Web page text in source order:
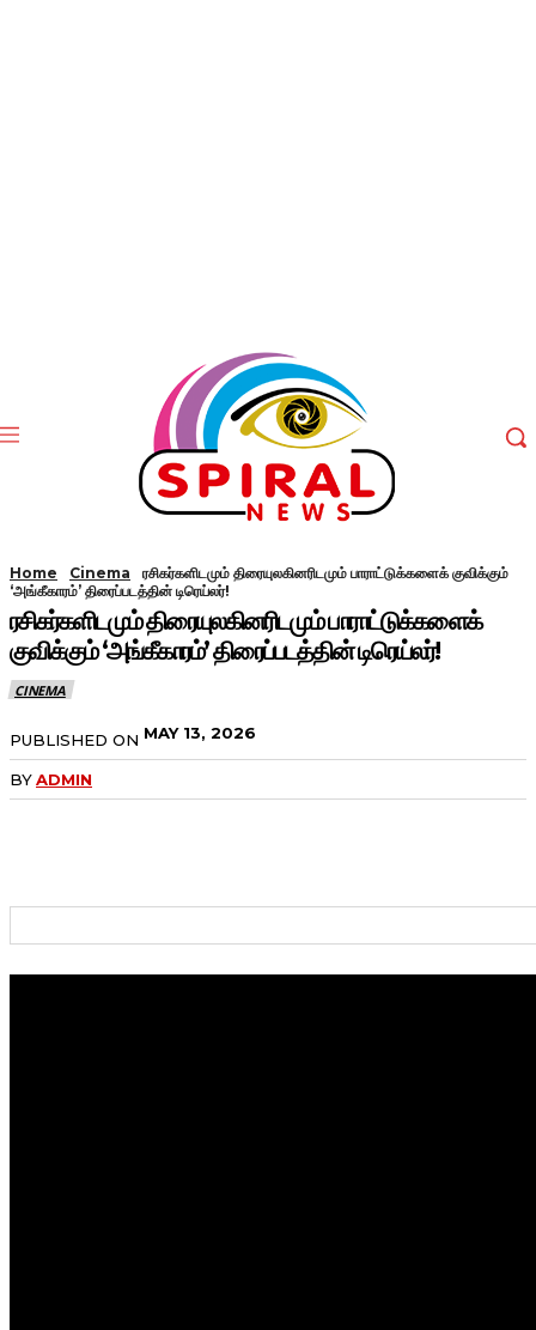
Home Cinema
ரசிகர்களிடமும் திரையுலகினரிடமும் பாராட்டுக்களைக் குவிக்கும்
‘அங்கீகாரம்’ திரைப்படத்தின் டிரெய்லர்!
ரசிகர்களிடமும் திரையுலகினரிடமும் பாராட்டுக்களைக்
குவிக்கும் ‘அங்கீகாரம்’ திரைப்படத்தின் டிரெய்லர்!
CINEMA
PUBLISHED ON MAY 13, 2026
BYADMIN